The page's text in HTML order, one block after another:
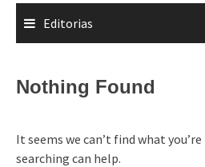
Editorias
Nothing Found
It seems we can’t find what
searching can help.